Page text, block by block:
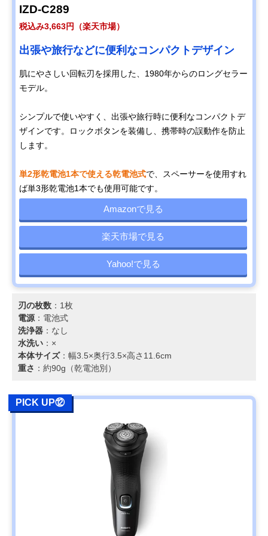
IZD-C289
税込み3,663円（楽天市場）
出張や旅行などに便利なコンパクトデザイン
肌にやさしい回転刃を採用した、1980年からのロングセラー
モデル。
シンプルで使いやすく、出張や旅行時に便利なコンパクトデ
ザインです。ロックボタンを装備し、携帯時の誤動作を防止
します。
単2形乾電池1本で使える乾電池式で、スペーサーを使用すれ
ば単3形乾電池1本でも使用可能です。
Amazonで見る
楽天市場で見る
Yahoo!で見る
刃の枚数 ：1枚
電源 ：電池式
洗浄器 ：なし
水洗い ：×
本体サイズ：幅3.5×奥行3.5×高さ11.6cm
重さ ：約90g（乾電池別）
PICK UP⑫